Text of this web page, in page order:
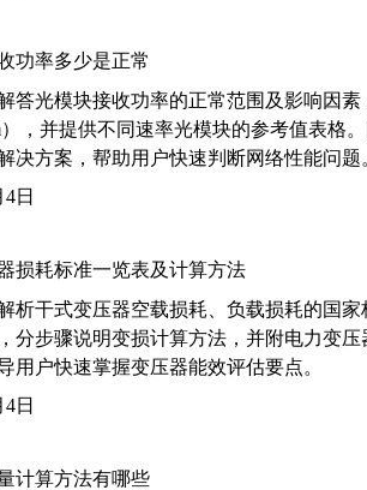
功率多少是正常
答光模块接收功率的正常范围及影响因
），并提供不同速率光模块的参考值表格
决方案，帮助用户快速判断网络性能问题
日
损耗标准一览表及计算方法
析干式变压器空载损耗、负载损耗的国
分步骤说明变损计算方法，并附电力变
用户快速掌握变压器能效评估要点。
日
计算方法有哪些